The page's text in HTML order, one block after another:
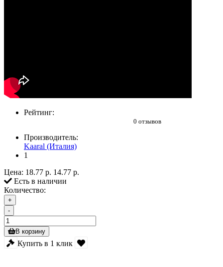
Рейтинг:
0 отзывов
Производитель:
Kaaral (Италия)
1
Цена: 18.77 р. 14.77 р.
Есть в наличии
Количество:
+
-
В корзину
Купить в 1 клик